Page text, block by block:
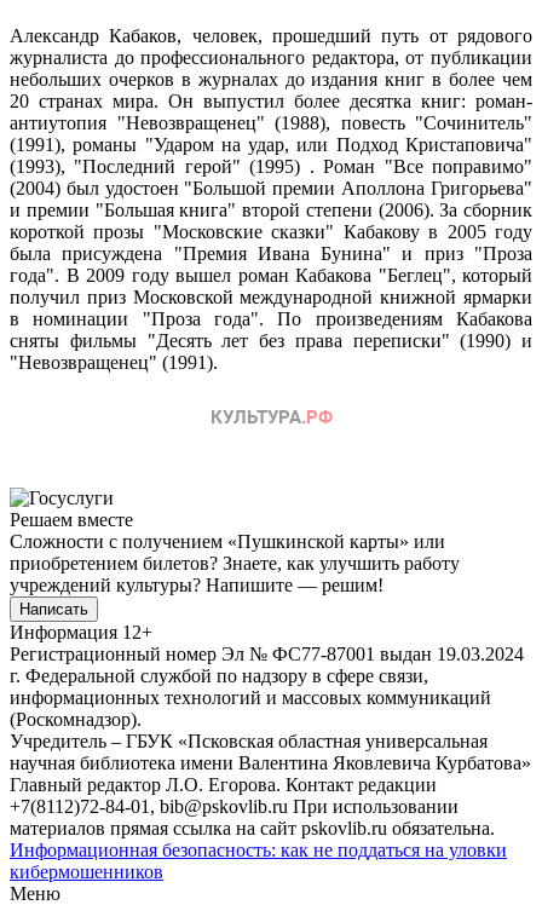
Александр Кабаков, человек, прошедший путь от рядового
журналиста до профессионального редактора, от публикации
небольших очерков в журналах до издания книг в более чем
20 странах мира. Он выпустил более десятка книг: роман-
антиутопия "Невозвращенец" (1988), повесть "Сочинитель"
(1991), романы "Ударом на удар, или Подход Кристаповича"
(1993), "Последний герой" (1995) . Роман "Все поправимо"
(2004) был удостоен "Большой премии Аполлона Григорьева"
и премии "Большая книга" второй степени (2006). За сборник
короткой прозы "Московские сказки" Кабакову в 2005 году
была присуждена "Премия Ивана Бунина" и приз "Проза
года". В 2009 году вышел роман Кабакова "Беглец", который
получил приз Московской международной книжной ярмарки
в номинации "Проза года". По произведениям Кабакова
сняты фильмы "Десять лет без права переписки" (1990) и
"Невозвращенец" (1991).
Решаем вместе
Сложности с получением «Пушкинской карты» или
приобретением билетов? Знаете, как улучшить работу
учреждений культуры? Напишите — решим!
Написать
Информация 12+
Регистрационный номер Эл № ФС77-87001 выдан 19.03.2024
г. Федеральной службой по надзору в сфере связи,
информационных технологий и массовых коммуникаций
(Роскомнадзор).
Учредитель – ГБУК «Псковская областная универсальная
научная библиотека имени Валентина Яковлевича Курбатова»
Главный редактор Л.О. Егорова. Контакт редакции
+7(8112)72-84-01, bib@pskovlib.ru При использовании
материалов прямая ссылка на сайт pskovlib.ru обязательна.
Информационная безопасность: как не поддаться на уловки
кибермошенников
Меню